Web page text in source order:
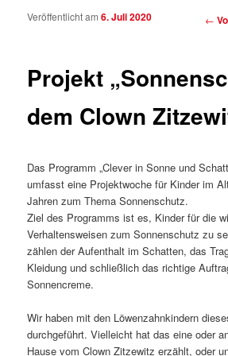
←
Projekt
dem Clown
Veröffentlicht am6. Juli 2020
Das Programm „Clever in Sonne und
umfasst eine Projektwoche für Kinder im
Jahren zum Thema Sonnenschutz.
Ziel des Programms ist es, Kinder für die
Verhaltensweisen zum Sonnenschutz zu
zählen der Aufenthalt im Schatten, das
Kleidung und schließlich das richtige
Sonnencreme.
Wir haben mit den Löwenzahnkindern
durchgeführt. Vielleicht hat das eine oder
Hause vom Clown Zitzewitz erzählt, oder